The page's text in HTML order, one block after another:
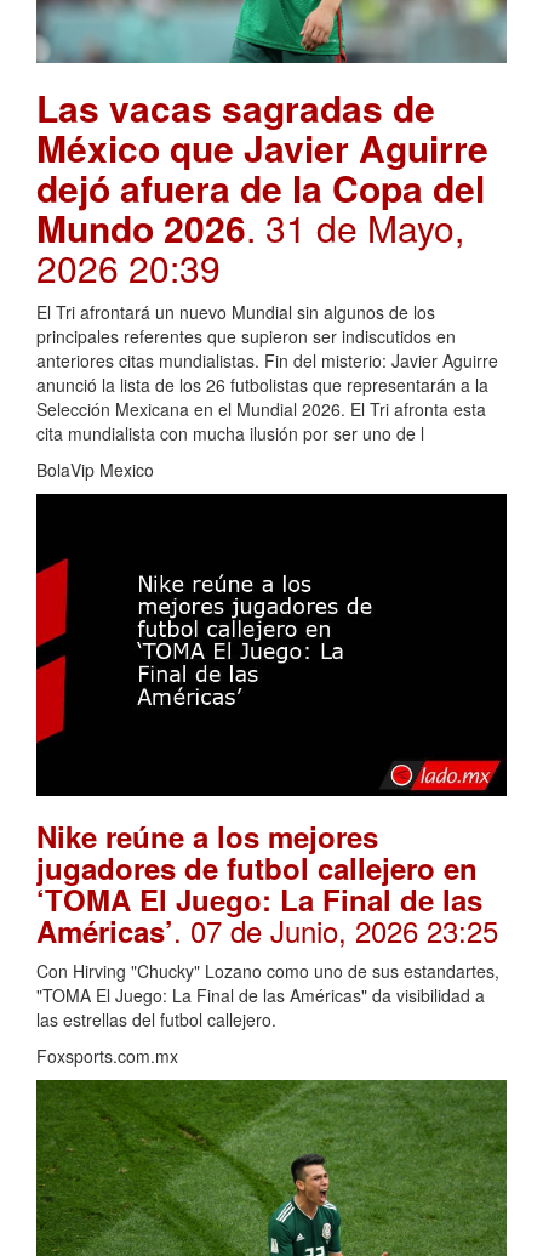
Las vacas sagradas de
México que Javier Aguirre
dejó afuera de la Copa del
Mundo 2026. 31 de Mayo,
2026 20:39
El Tri afrontará un nuevo Mundial sin algunos de los
principales referentes que supieron ser indiscutidos en
anteriores citas mundialistas. Fin del misterio: Javier Aguirre
anunció la lista de los 26 futbolistas que representarán a la
Selección Mexicana en el Mundial 2026. El Tri afronta esta
cita mundialista con mucha ilusión por ser uno de l
BolaVip Mexico
Nike reúne a los mejores
jugadores de futbol callejero en
‘TOMA El Juego: La Final de las
Américas’. 07 de Junio, 2026 23:25
Con Hirving "Chucky" Lozano como uno de sus estandartes,
"TOMA El Juego: La Final de las Américas" da visibilidad a
las estrellas del futbol callejero.
Foxsports.com.mx